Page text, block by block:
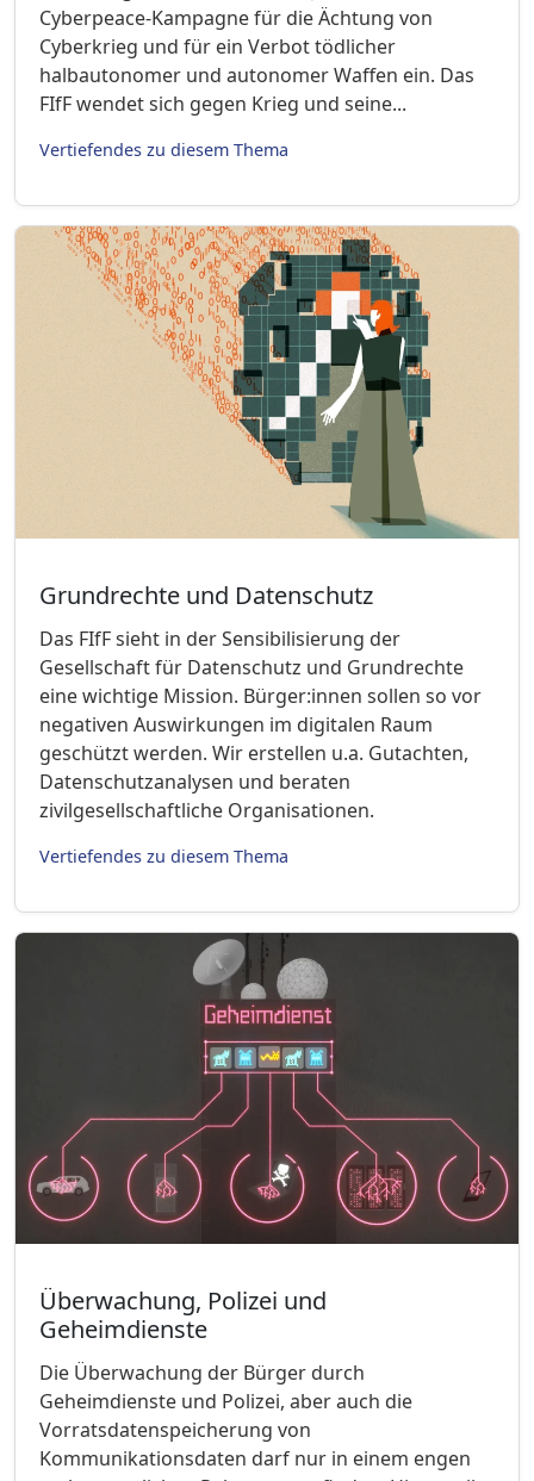
Cyberpeace-Kampagne für die Ächtung von
Cyberkrieg und für ein Verbot tödlicher
halbautonomer und autonomer Waffen ein. Das
FIfF wendet sich gegen Krieg und seine...
Vertiefendes zu diesem Thema
Grundrechte und Datenschutz
Das FIfF sieht in der Sensibilisierung der
Gesellschaft für Datenschutz und Grundrechte
eine wichtige Mission. Bürger:innen sollen so vor
negativen Auswirkungen im digitalen Raum
geschützt werden. Wir erstellen u.a. Gutachten,
Datenschutzanalysen und beraten
zivilgesellschaftliche Organisationen.
Vertiefendes zu diesem Thema
Überwachung, Polizei und
Geheimdienste
Die Überwachung der Bürger durch
Geheimdienste und Polizei, aber auch die
Vorratsdatenspeicherung von
Kommunikationsdaten darf nur in einem engen